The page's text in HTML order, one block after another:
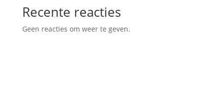
Recente reacties
Geen reacties om weer te geven.